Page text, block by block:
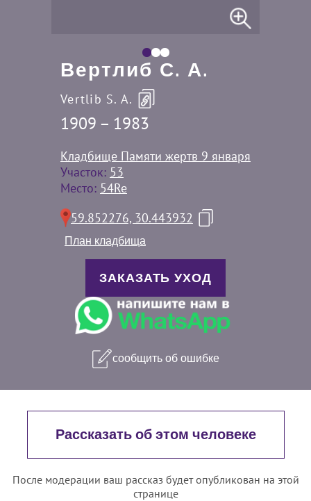
Вертлиб С. А.
Vertlib S. A.
1909 – 1983
Кладбище Памяти жертв 9 января
Участок: 53
Место: 54Re
59.852276, 30.443932
План кладбища
ЗАКАЗАТЬ УХОД
сообщить об ошибке
Рассказать об этом человеке
После модерации ваш рассказ будет опубликован на этой
странице